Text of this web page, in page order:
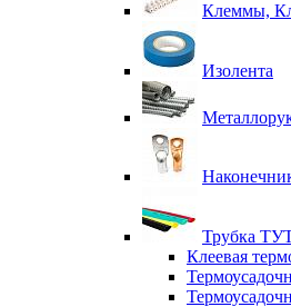
Клеммы,
Изолента
Трубка
Клеевая